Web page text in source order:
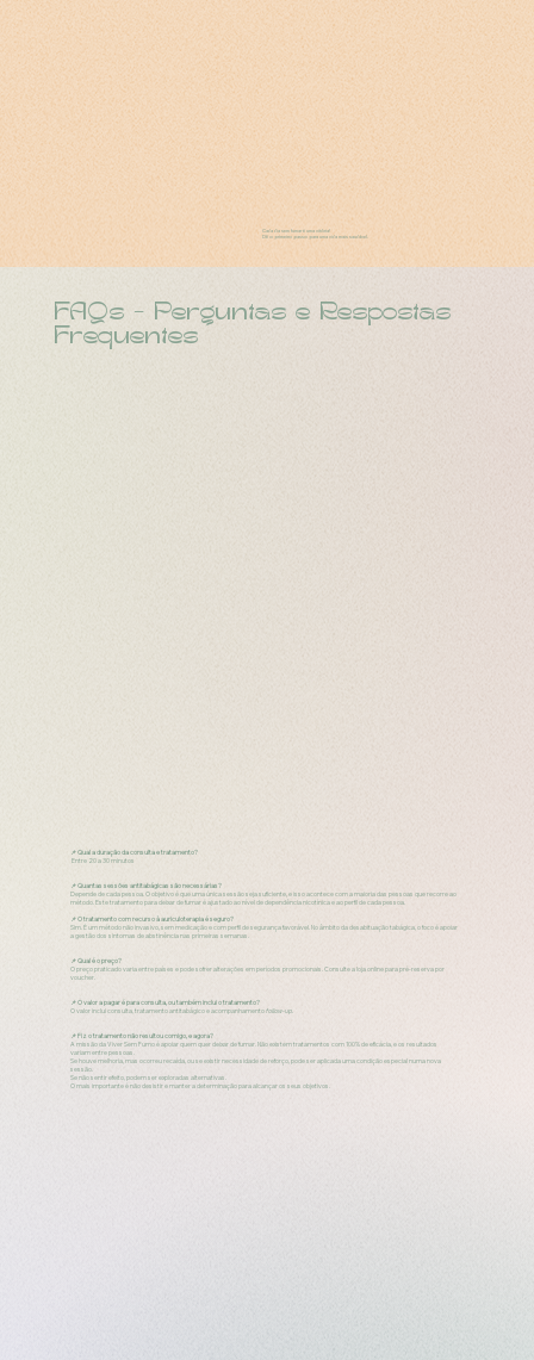
Cada dia sem fumar é uma vitória!
Dê o primeiro passo para uma vida mais saudável.
FAQs - Perguntas e Respostas
Frequentes
📌 Qual a duração da consulta e tratamento?
Entre 20 a 30 minutos
📌 Quantas sessões antitabágicas são necessárias?
Depende de cada pessoa. O objetivo é que uma única sessão seja suficiente, e isso acontece com a maioria das pessoas que recorre ao
método. Este tratamento para deixar de fumar é ajustado ao nível de dependência nicotínica e ao perfil de cada pessoa.
📌 O tratamento com recurso à auriculoterapia é seguro?
Sim. É um método não invasivo, sem medicação e com perfil de segurança favorável. No âmbito da desabituação tabágica, o foco é apoiar
a gestão dos sintomas de abstinência nas primeiras semanas.
📌 Qual é o preço?
O preço praticado varia entre países e pode sofrer alterações em períodos promocionais. Consulte a loja online para pré-reserva por
voucher.
📌 O valor a pagar é para consulta, ou também inclui o tratamento?
O valor inclui consulta, tratamento antitabágico e acompanhamentofollow-up.
📌 Fiz o tratamento não resultou comigo, e agora?
A missão da Viver Sem Fumo é apoiar quem quer deixar de fumar. Não existem tratamentos com 100% de eficácia, e os resultados
variam entre pessoas.
Se houve melhoria, mas ocorreu recaída, ou se existir necessidade de reforço, pode ser aplicada uma condição especial numa nova
sessão.
Se não sentir efeito, podem ser exploradas alternativas.
O mais importante é não desistir e manter a determinação para alcançar os seus objetivos.